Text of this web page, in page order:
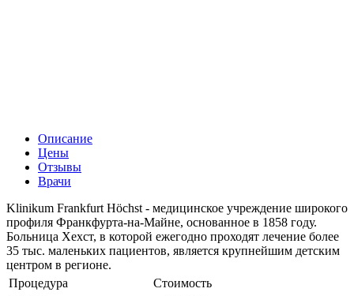
Описание
Цены
Отзывы
Врачи
Klinikum Frankfurt Höchst - медицинское учреждение широкого
профиля Франкфурта-на-Майне, основанное в 1858 году.
Больница Хехст, в которой ежегодно проходят лечение более
35 тыс. маленьких пациентов, является крупнейшим детским
центром в регионе.
Процедура
Стоимость